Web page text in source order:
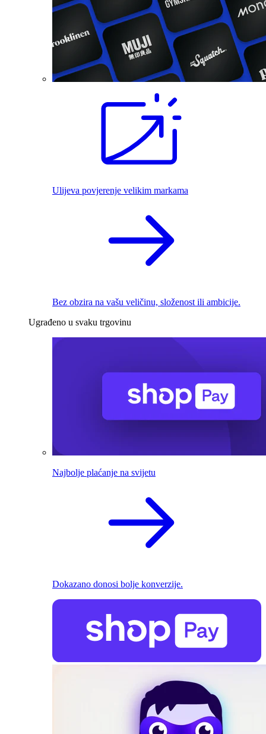
Ulijeva povjerenje velikim markama
Bez obzira na vašu veličinu, složenost ili ambicije.
Ugrađeno u svaku trgovinu
Najbolje plaćanje na svijetu
Dokazano donosi bolje konverzije.